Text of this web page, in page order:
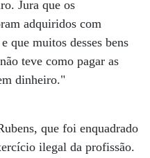
Jura que os
adquiridos com
que muitos desses bens
teve como pagar as
dinheiro."
que foi enquadrado
ilegal da profissão.